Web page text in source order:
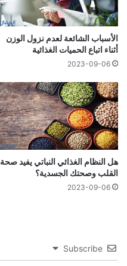
الأسباب الشائعة لعدم نزول الوزن
أثناء اتباع الحميات الغذائية
2023-09-06
هل النظام الغذائي النباتي يفيد صحة
القلب وصحتك الجسدية؟
2023-09-06
Subscribe